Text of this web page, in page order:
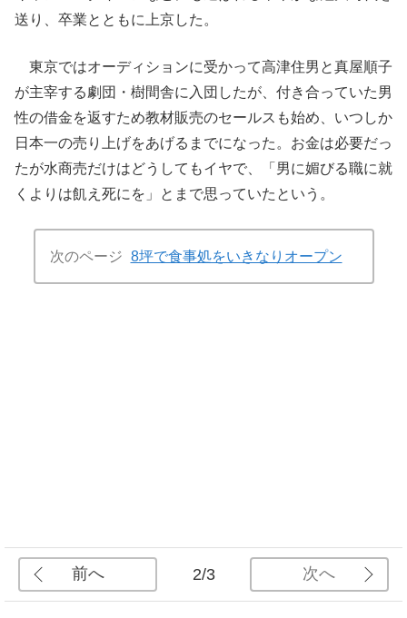
送り、卒業とともに上京した。
東京ではオーディションに受かって高津住男と真屋順子
が主宰する劇団・樹間舎に入団したが、付き合っていた男
性の借金を返すため教材販売のセールスも始め、いつしか
日本一の売り上げをあげるまでになった。お金は必要だっ
たが水商売だけはどうしてもイヤで、「男に媚びる職に就
くよりは飢え死にを」とまで思っていたという。
次のページ 8坪で食事処をいきなりオープン
前へ 2/3 次へ